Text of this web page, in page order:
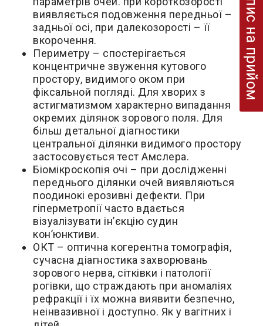
Запис на прийом
виявляється подовження передньої –
задньої осі, при далекозорості – її
вкорочення.
Периметру – спостерігається
концентричне звуження кутового
простору, видимого оком при
фіксальной погляді. Для хворих з
астигматизмом характерно випадання
окремих ділянок зорового поля. Для
більш детальної діагностики
центральної ділянки видимого простору
застосовується тест Амслера.
Біомікроскопія очі – при дослідженні
переднього ділянки очей виявляються
поодинокі ерозивні дефекти. При
гіперметропії часто вдається
візуалізувати ін’єкцію судин
кон’юнктиви.
ОКТ – оптична когерентна томографія,
сучасна діагностика захворювань
зорового нерва, сітківки і патології
рогівки, що страждають при аномаліях
рефракції і їх можна виявити безпечно,
неінвазивної і доступно. Як у вагітних і